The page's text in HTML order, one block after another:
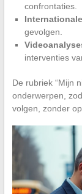
confrontaties.
gevolgen.
interventies
De rubriek “Mijn
onderwerpen,
volgen, zonder